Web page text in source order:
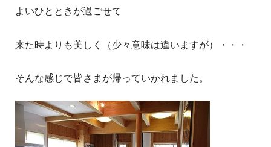
よいひとときが過ごせて
来た時よりも美しく（少々意味は違いますが）・・・
そんな感じで皆さまが帰っていかれました。